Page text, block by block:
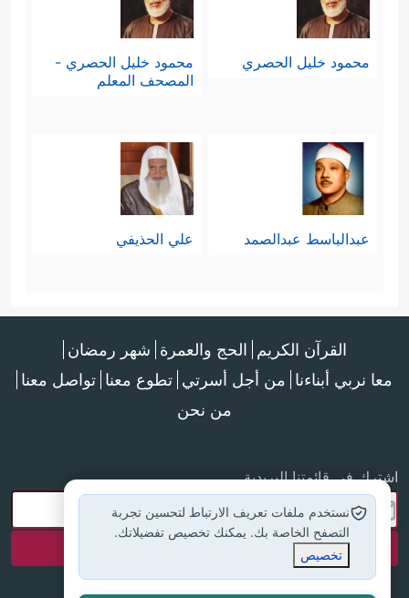
محمود خليل الحصري
محمود خليل الحصري -
المصحف المعلم
عبدالباسط عبدالصمد علي الحذيفي
القرآن الكريم الحج والعمرة شهر رمضان
معا نربي أبناءنا من أجل أسرتي تطوع معنا تواصل معنا
من نحن
اشترك في قائمتنا البريدية
نستخدم ملفات تعريف الارتباط لتحسين تجربة
التصفح الخاصة بك. يمكنك تخصيص تفضيلاتك.
تخصيص